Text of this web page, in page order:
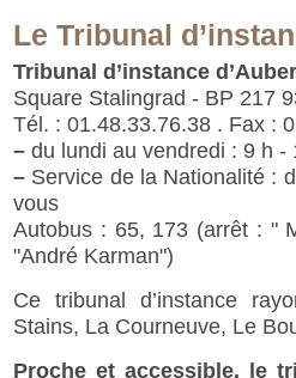
Le Tribunal
Tribunal d’instance
Square Stalingrad - BP 217
Tél. : 01.48.33.76.38 . Fax :
– du lundi au vendredi : 9 h -
– Service de la Nationalité :
vous
Autobus : 65, 173 (arrêt : "
"André Karman")
Ce tribunal d’instance
Stains, La Courneuve, Le
Proche et accessible, le